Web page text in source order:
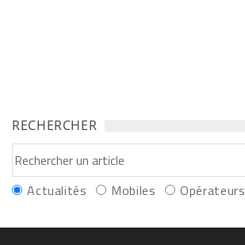
RECHERCHER
Actualités Mobiles Opérateurs